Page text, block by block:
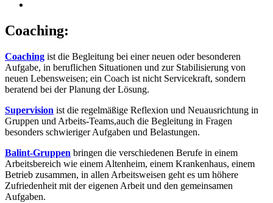
Coaching:
Coaching ist die Begleitung bei einer neuen oder besonderen
Aufgabe, in beruflichen Situationen und zur Stabilisierung von
neuen Lebensweisen; ein Coach ist nicht Servicekraft, sondern
beratend bei der Planung der Lösung.
Supervision ist die regelmäßige Reflexion und Neuausrichtung in
Gruppen und Arbeits-Teams,auch die Begleitung in Fragen
besonders schwieriger Aufgaben und Belastungen.
Balint-Gruppen bringen die verschiedenen Berufe in einem
Arbeitsbereich wie einem Altenheim, einem Krankenhaus, einem
Betrieb zusammen, in allen Arbeitsweisen geht es um höhere
Zufriedenheit mit der eigenen Arbeit und den gemeinsamen
Aufgaben.